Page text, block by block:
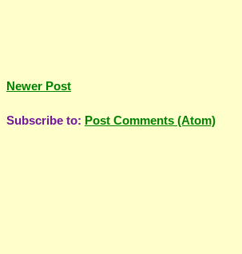
Newer Post
Subscribe to: Post Comments (Atom)